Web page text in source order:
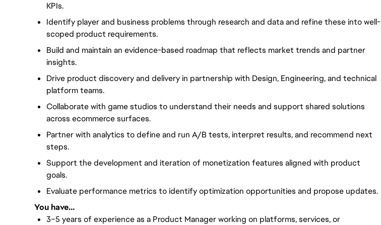
KPIs.
Identify player and business problems through research and data and refine these into well-
scoped product requirements.
Build and maintain an evidence-based roadmap that reflects market trends and partner
insights.
Drive product discovery and delivery in partnership with Design, Engineering, and technical
platform teams.
Collaborate with game studios to understand their needs and support shared solutions
across ecommerce surfaces.
Partner with analytics to define and run A/B tests, interpret results, and recommend next
steps.
Support the development and iteration of monetization features aligned with product
goals.
Evaluate performance metrics to identify optimization opportunities and propose updates.
You have…
3–5 years of experience as a Product Manager working on platforms, services, or